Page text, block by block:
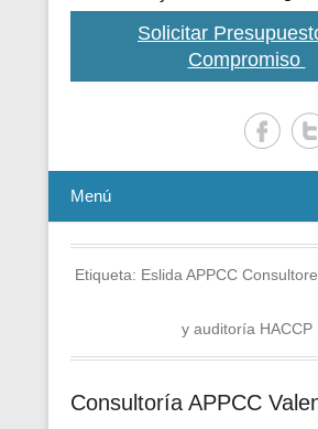
Solicitar
Compromiso
Menú
Etiqueta: Eslida APPCC
y auditoría HACCP
Consultoría APPCC